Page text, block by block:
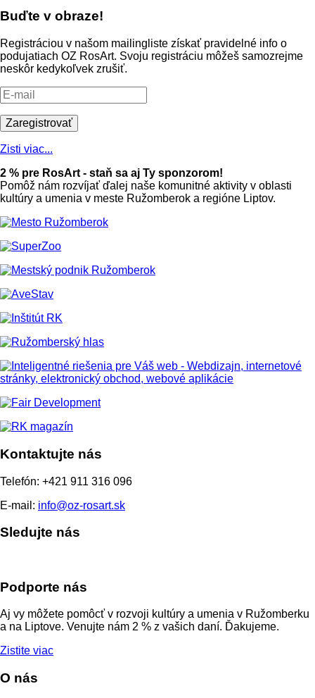
Buďte v obraze!
Registráciou v našom mailingliste získať pravidelné info o
podujatiach OZ RosArt. Svoju registráciu môžeš samozrejme
neskôr kedykoľvek zrušiť.
Zisti viac...
2 % pre RosArt - staň sa aj Ty sponzorom!
Pomôž nám rozvíjať ďalej naše komunitné aktivity v oblasti
kultúry a umenia v meste Ružomberok a regióne Liptov.
Kontaktujte nás
Telefón: +421 911 316 096
E-mail: info@oz-rosart.sk
Sledujte nás
Podporte nás
Aj vy môžete pomôcť v rozvoji kultúry a umenia v Ružomberku
a na Liptove. Venujte nám 2 % z vašich daní. Ďakujeme.
Zistite viac
O nás